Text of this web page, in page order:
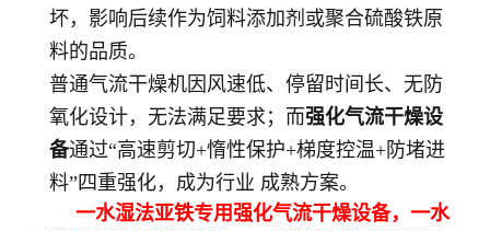
坏，影响后续作为饲料添加剂或聚合硫酸铁原
料的品质。
普通气流干燥机因风速低、停留时间长、无防
氧化设计，无法满足要求；而强化气流干燥设
备通过“高速剪切+惰性保护+梯度控温+防堵进
料”四重强化，成为行业 成熟方案。
一水湿法亚铁专用强化气流干燥设备，一水